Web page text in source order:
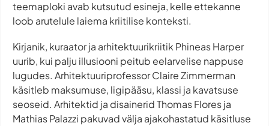
teemaploki avab kutsutud esineja, kelle ettekanne
loob arutelule laiema kriitilise konteksti.
Kirjanik, kuraator ja arhitektuurikriitik Phineas Harper
uurib, kui palju illusiooni peitub eelarvelise nappuse
lugudes. Arhitektuuriprofessor Claire Zimmerman
käsitleb maksumuse, ligipääsu, klassi ja kavatsuse
seoseid. Arhitektid ja disainerid Thomas Flores ja
Mathias Palazzi pakuvad välja ajakohastatud käsitluse